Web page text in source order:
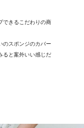
できるこだわりの商
のスポンジのカバー
ると案外いい感じだ